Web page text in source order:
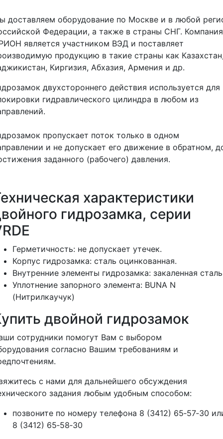
доставляем оборудование по Москве и в любой
Федерации, а также в страны СНГ. Компания
является участником ВЭД и поставляет
продукцию в такие страны как
Киргизия, Абхазия, Армения и др.
двухстороннего действия используется для
гидравлического цилиндра в любом из
пропускает поток только в одном
и не допускает его движение в обратном,
заданного (рабочего) давления.
характеристики
гидрозамка, серии
Герметичность: не допускает утечек.
Корпус гидрозамка: сталь оцинкованная.
Внутренние элементы гидрозамка: закаленная
Уплотнение запорного элемента: BUNA N
(Нитрилкаучук)
двойной гидрозамок
сотрудники помогут Вам с выбором
согласно Вашим требованиям и
с нами для дальнейшего обсуждения
задания любым удобным способом:
позвоните по номеру телефона 8 (3412) 65‑57‑30
8 (3412) 65‑58‑30